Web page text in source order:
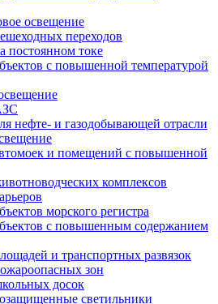
освещение
переходов
постоянном токе
с повышенной температурой
нефте- и газодобывающей отрасли
и помещений с повышенной
комплексов
морского регистра
с повышенным содержанием
и транспортных развязок
зон
досок
светильники